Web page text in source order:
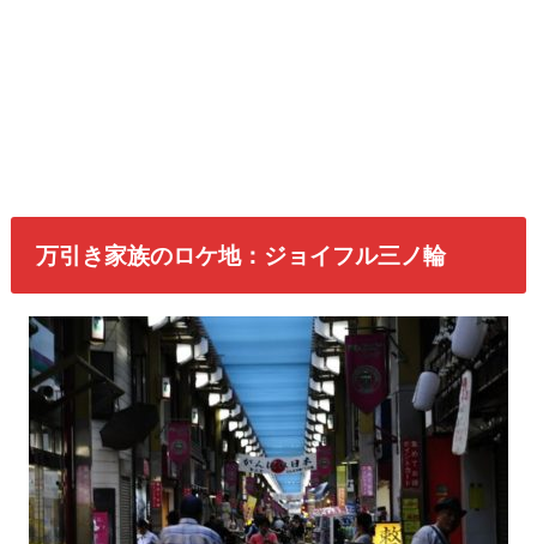
万引き家族のロケ地：ジョイフル三ノ輪